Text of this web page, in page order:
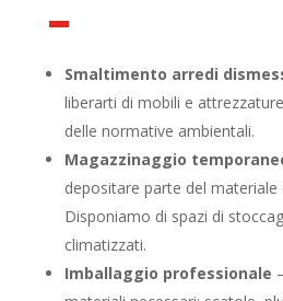
Smaltimento arredi
liberarti di mobili e
delle normative ambientali.
Magazzinaggio
depositare parte del
Disponiamo di spazi di
climatizzati.
Imballaggio professionale